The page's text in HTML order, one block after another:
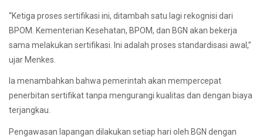
“Ketiga proses sertifikasi ini, ditambah satu lagi rekognisi dari
BPOM. Kementerian Kesehatan, BPOM, dan BGN akan bekerja
sama melakukan sertifikasi. Ini adalah proses standardisasi awal,”
ujar Menkes.
Ia menambahkan bahwa pemerintah akan mempercepat
penerbitan sertifikat tanpa mengurangi kualitas dan dengan biaya
terjangkau.
Pengawasan lapangan dilakukan setiap hari oleh BGN dengan